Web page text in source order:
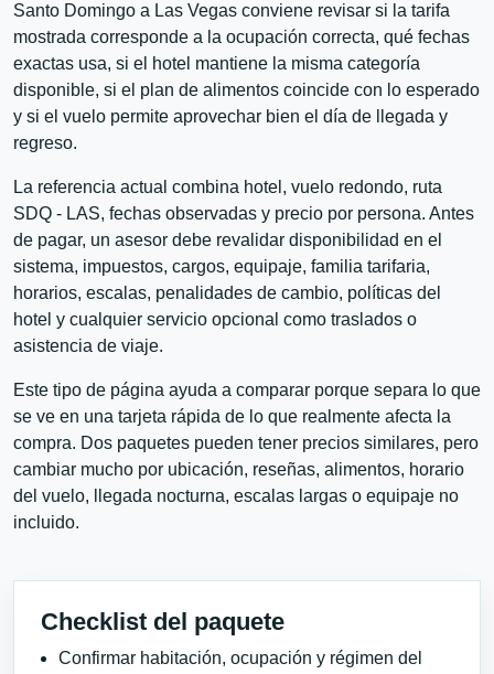
Santo Domingo a Las Vegas conviene revisar si la tarifa
mostrada corresponde a la ocupación correcta, qué fechas
exactas usa, si el hotel mantiene la misma categoría
disponible, si el plan de alimentos coincide con lo esperado
y si el vuelo permite aprovechar bien el día de llegada y
regreso.
La referencia actual combina hotel, vuelo redondo, ruta
SDQ - LAS, fechas observadas y precio por persona. Antes
de pagar, un asesor debe revalidar disponibilidad en el
sistema, impuestos, cargos, equipaje, familia tarifaria,
horarios, escalas, penalidades de cambio, políticas del
hotel y cualquier servicio opcional como traslados o
asistencia de viaje.
Este tipo de página ayuda a comparar porque separa lo que
se ve en una tarjeta rápida de lo que realmente afecta la
compra. Dos paquetes pueden tener precios similares, pero
cambiar mucho por ubicación, reseñas, alimentos, horario
del vuelo, llegada nocturna, escalas largas o equipaje no
incluido.
Checklist del paquete
Confirmar habitación, ocupación y régimen del